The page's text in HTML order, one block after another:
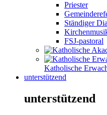
Priester
Ständiger
FSJ-pastoral
Katholische
unterstützend
unterstützend